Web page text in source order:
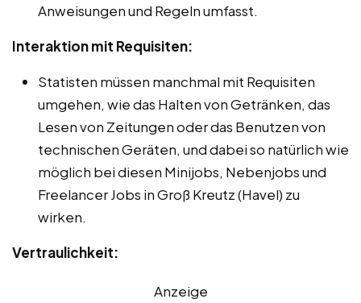
Anweisungen und Regeln umfasst.
Interaktion mit Requisiten:
Statisten müssen manchmal mit Requisiten
umgehen, wie das Halten von Getränken, das
Lesen von Zeitungen oder das Benutzen von
technischen Geräten, und dabei so natürlich wie
möglich bei diesen Minijobs, Nebenjobs und
Freelancer Jobs in Groß Kreutz (Havel) zu
wirken.
Vertraulichkeit:
Anzeige